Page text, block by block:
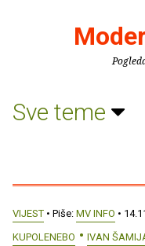
Sve teme
VIJEST • Piše: MV INFO •
KUPOLENEBO
IVAN